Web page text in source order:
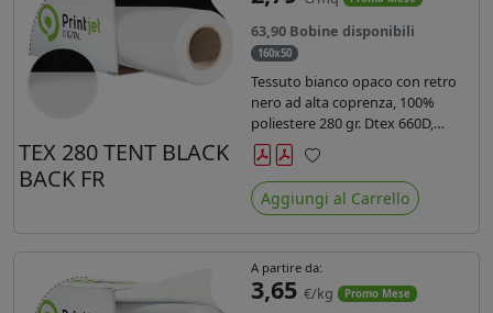
TEX 280 TENT BLACK
BACK FR
63,90 Bobine disponibili
160x50
Tessuto bianco opaco con retro
nero ad alta coprenza, 100%
poliestere 280 gr. Dtex 660D,
idrorepellente, adatto alla stampa
sublimatica indiretta. Ideale per
tende ,coperture gazebo, prodotti
gonfiabili o cuscini di
Preferiti
Aggiungi al Carrello
A partire da:
3,65 €/kg Promo Mese